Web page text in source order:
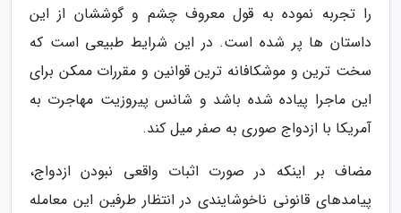
را تجربه نموده به قول معروف چشم و گوششان از این
داستان ها پر شده است. در این شرایط طبیعی است که
سخت ترین و موشکافانه ترین قوانین و مقررات ممکن برای
این ماجرا پیاده شده باشد و شانس پیروزیت مهاجرت به
آمریکا با ازدواج صوری به صفر میل کند.
مضاف بر اینکه در صورت اثبات واقعی نبودن ازدواج،
پیامدهای قانونی ناخوشایندی در انتظار طرفین این معامله